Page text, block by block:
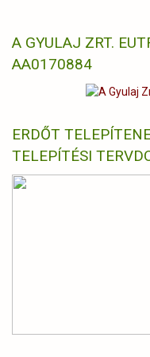
A GYULAJ ZRT.
AA0170884
ERDŐT
TELEPÍTÉSI